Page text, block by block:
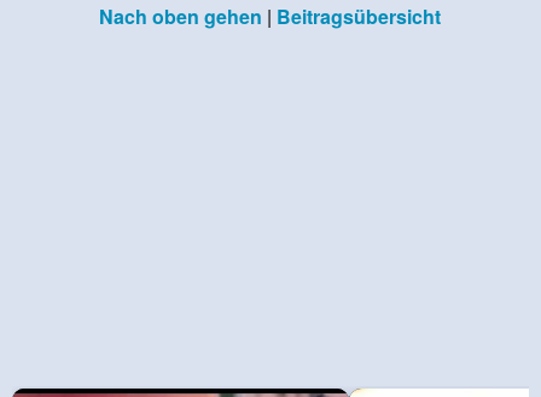
Nach oben gehen | Beitragsübersicht